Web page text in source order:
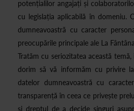
potențialilor angajați și
cu legislația aplicabilă în domeniu.
dumneavoastră cu caracter
preocupările principale ale La
Tratăm cu seriozitatea această
dorim să vă informăm cu privire
datelor dumneavoastră cu
transparență în ceea ce privește
și dreptul de a decide singuri